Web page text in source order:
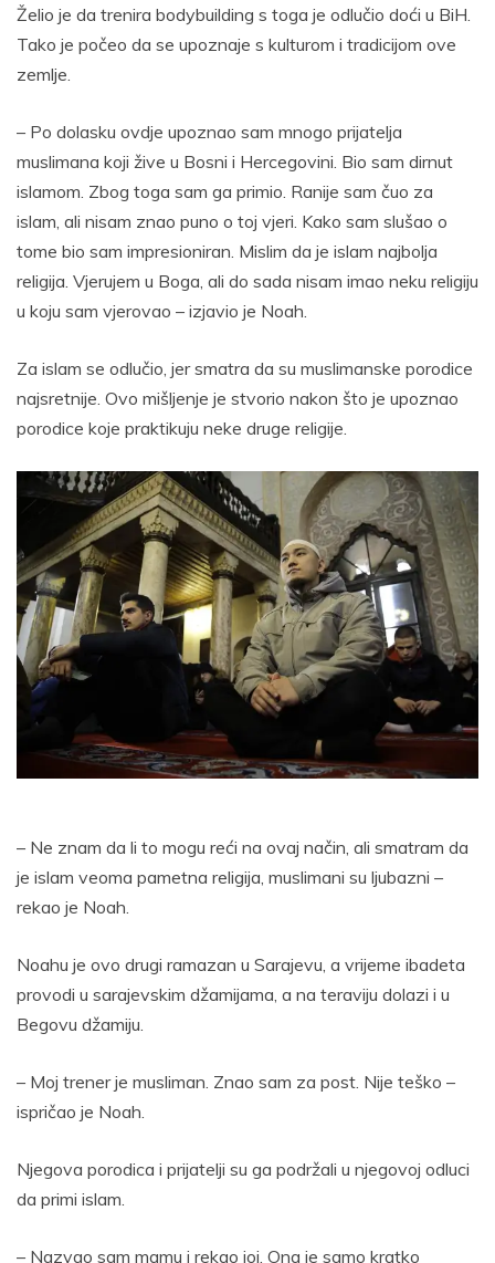
Želio je da trenira bodybuilding s toga je odlučio doći u BiH.
Tako je počeo da se upoznaje s kulturom i tradicijom ove
zemlje.
– Po dolasku ovdje upoznao sam mnogo prijatelja
muslimana koji žive u Bosni i Hercegovini. Bio sam dirnut
islamom. Zbog toga sam ga primio. Ranije sam čuo za
islam, ali nisam znao puno o toj vjeri. Kako sam slušao o
tome bio sam impresioniran. Mislim da je islam najbolja
religija. Vjerujem u Boga, ali do sada nisam imao neku religiju
u koju sam vjerovao – izjavio je Noah.
Za islam se odlučio, jer smatra da su muslimanske porodice
najsretnije. Ovo mišljenje je stvorio nakon što je upoznao
porodice koje praktikuju neke druge religije.
– Ne znam da li to mogu reći na ovaj način, ali smatram da
je islam veoma pametna religija, muslimani su ljubazni –
rekao je Noah.
Noahu je ovo drugi ramazan u Sarajevu, a vrijeme ibadeta
provodi u sarajevskim džamijama, a na teraviju dolazi i u
Begovu džamiju.
– Moj trener je musliman. Znao sam za post. Nije teško –
ispričao je Noah.
Njegova porodica i prijatelji su ga podržali u njegovoj odluci
da primi islam.
– Nazvao sam mamu i rekao joj. Ona je samo kratko